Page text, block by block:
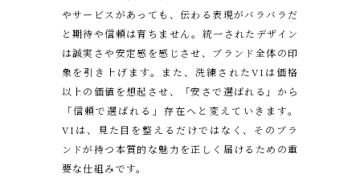
やサービスがあっても、伝わる表現がバラバラだ
と期待や信頼は育ちません。統一されたデザイン
は誠実さや安定感を感じさせ、ブランド全体の印
象を引き上げます。また、洗練されたVIは価格
以上の価値を想起させ、「安さで選ばれる」から
「信頼で選ばれる」存在へと変えていきます。
VIは、見た目を整えるだけではなく、そのブラ
ンドが持つ本質的な魅力を正しく届けるための重
要な仕組みです。